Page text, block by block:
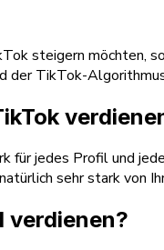
steigern möchten,
der TikTok-
für jedes Profil und
sehr stark von
verdienen?